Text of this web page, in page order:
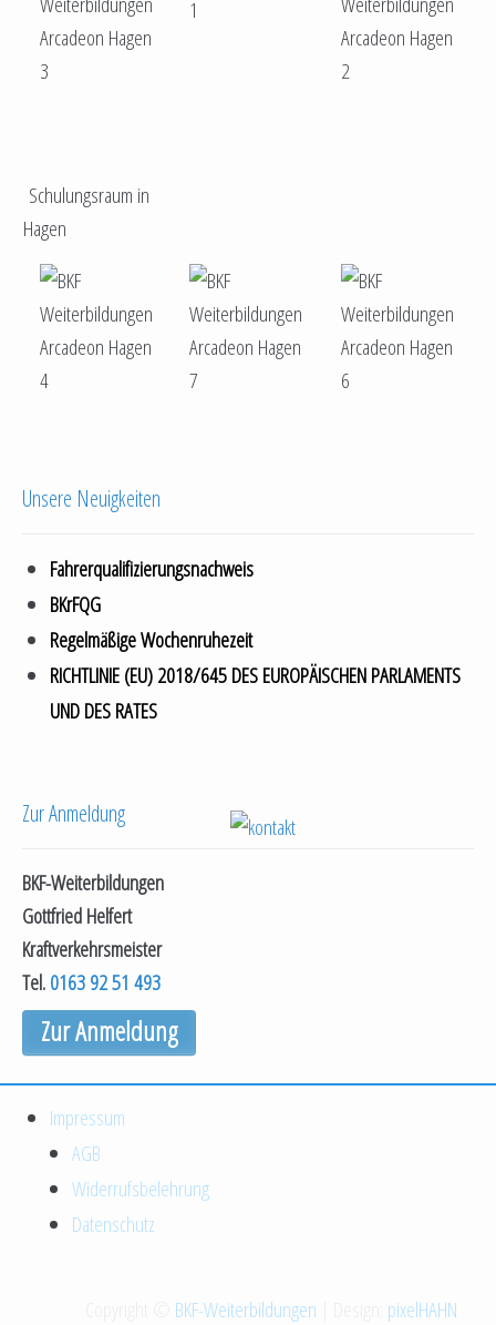
Schulungsraum in
Hagen
Unsere Neuigkeiten
Fahrerqualifizierungsnachweis
BKrFQG
Regelmäßige Wochenruhezeit
RICHTLINIE (EU) 2018/645 DES EUROPÄISCHEN PARLAMENTS
UND DES RATES
Zur Anmeldung
BKF-Weiterbildungen
Gottfried Helfert
Kraftverkehrsmeister
Tel.0163 92 51 493
Zur Anmeldung
Impressum
AGB
Widerrufsbelehrung
Datenschutz
BKF-Weiterbildungen pixelHAHN